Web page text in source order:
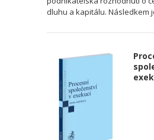
dluhu a kapitálu. Následkem